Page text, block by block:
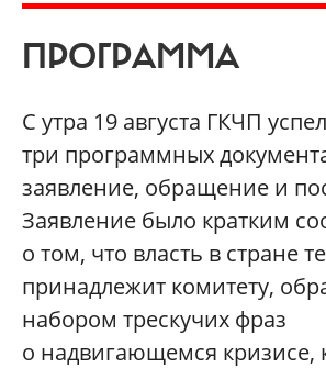
ПРОГРАММА
С утра 19 августа ГКЧП
три программных
заявление, обращение и
Заявление было кратким
о том, что власть в стране
принадлежит комитету,
набором трескучих фраз
о надвигающемся кризисе,